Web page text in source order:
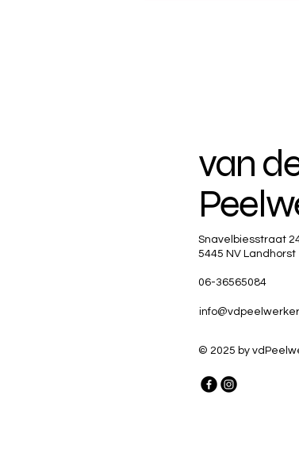
van
Snavelbiesstraat
5445 NV Landhorst
06-36565084
© 2025 by